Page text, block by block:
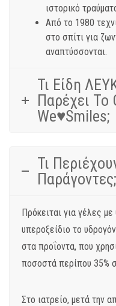
ιστορικό
Από το 1980
στο σπίτι για
αναπτύσσονται.
Τι Είδη
Παρέχει Το
We♥smiles;
Τι
Πρόκειται για γέλες
υπεροξείδιο το
στα προΐοντα, που
ποσοστά περίπου 35%
Στο ιατρείο, μετά την